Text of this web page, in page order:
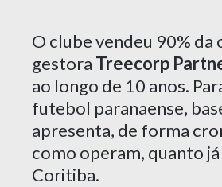
O clube vendeu 90%
gestora Treecorp
ao longo de 10 anos.
futebol paranaense,
apresenta, de forma
como operam, quanto
Coritiba.